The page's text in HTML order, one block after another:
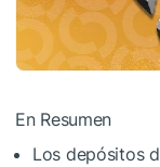
En Resumen
Los depósitos